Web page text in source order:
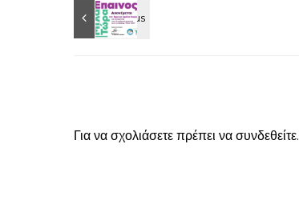
Για να σχολιάσετε πρέπει να συνδεθείτε.